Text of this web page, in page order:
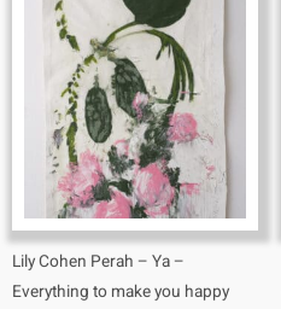
Lily Cohen Perah – Ya –
Everything to make you happy